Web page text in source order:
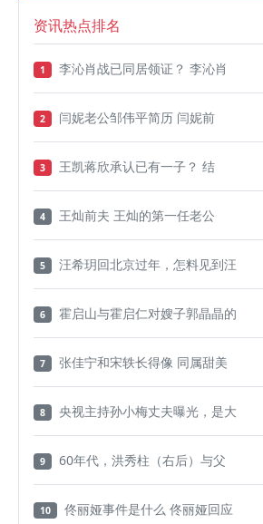
资讯热点排名
1 李沁肖战已同居领证？ 李沁肖
2 闫妮老公邹伟平简历 闫妮前
3 王凯蒋欣承认已有一子？ 结
4 王灿前夫 王灿的第一任老公
5 汪希玥回北京过年，怎料见到汪
6 霍启山与霍启仁对嫂子郭晶晶的
7 张佳宁和宋轶长得像 同属甜美
8 央视主持孙小梅丈夫曝光，是大
9 60年代，洪秀柱（右后）与父
10 佟丽娅事件是什么 佟丽娅回应